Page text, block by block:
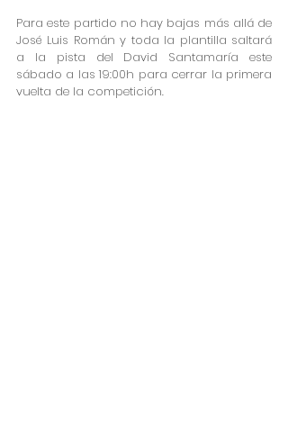
Para este partido no hay bajas más allá de
José Luis Román y toda la plantilla saltará
a la pista del David Santamaría este
sábado a las 19:00h para cerrar la primera
vuelta de la competición.